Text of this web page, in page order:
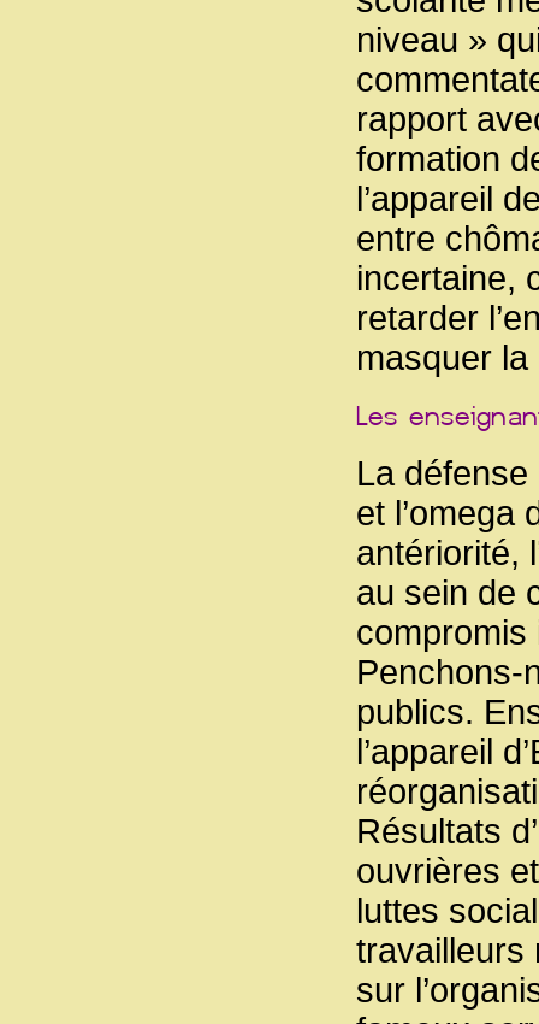
niveau »
rapport
formation
l’appareil
entre
incertaine,
retarder
masquer la
La défense
et l’omega
antériorité,
au sein de
compromis
Penchons-
publics.
l’appareil
Résultats
ouvrières
luttes
travailleurs
sur